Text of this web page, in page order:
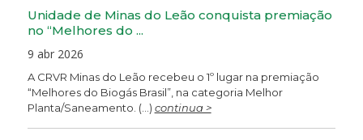
Unidade de Minas do Leão conquista premiação
no “Melhores do ...
9 abr 2026
A CRVR Minas do Leão recebeu o 1º lugar na premiação
“Melhores do Biogás Brasil”, na categoria Melhor
Planta/Saneamento. (...) continua >